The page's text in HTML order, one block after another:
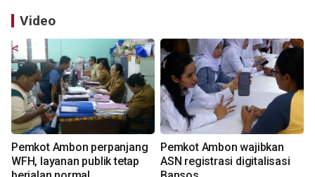
Video
Pemkot Ambon perpanjang
WFH, layanan publik tetap
Pemkot Ambon wajibkan
ASN registrasi digitalisasi